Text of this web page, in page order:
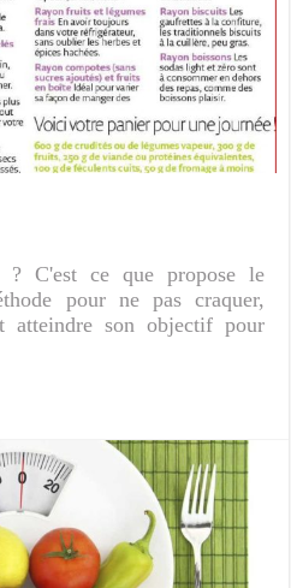
? C'est ce que propose le
pour ne pas craquer,
atteindre son objectif pour